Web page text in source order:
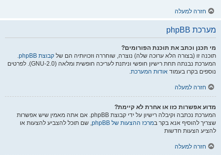
חזרה למעלה
מערכת phpBB
מי תכנן וכתב את תוכנת הפורומים?
תוכנה זו (בצורה הלא ערוכה שלה) נוצרה, שוחררה וזכויותיה הם של קבוצת phpBB
.
המערכת נבנתה תחת רישיון חופשי וניתנת לעריכה חופשית ומלאה (GNU-2.0). לפרטים
נוספים בקרו בעמוד אודות המערכת.
חזרה למעלה
מדוע אפשרות כזו או אחרת לא קיימת?
המערכת נכתבה וקיבלה רישיון על ידי קבוצת phpBB. אם אתה מאמין שיש אפשרות
שצריך להוסיף אנא בקר במרכז ההצעות של phpBB
, שם תוכל להצביע להצעות או
להציע הצעות חדשות
חזרה למעלה